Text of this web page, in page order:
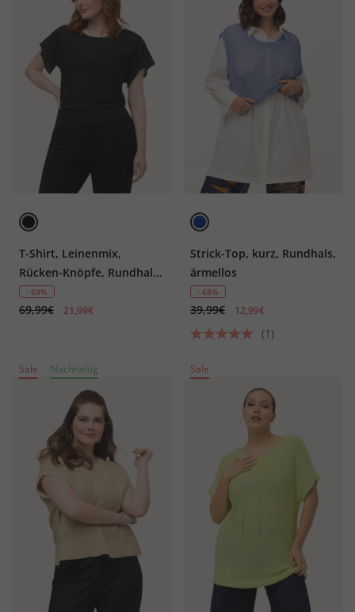
T-Shirt, Leinenmix,
Rücken-Knöpfe, Rundhals,
Halbarm
- 69%
69,99€ 21,99€
Strick-Top, kurz, Rundhals,
ärmellos
- 68%
39,99€ 12,99€
(1)
Sale Nachhaltig Sale